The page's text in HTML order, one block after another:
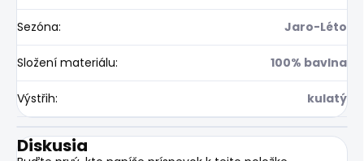
Sezóna: Jaro-Léto
Složení materiálu: 100% bavlna
Výstřih: kulatý
Diskusia